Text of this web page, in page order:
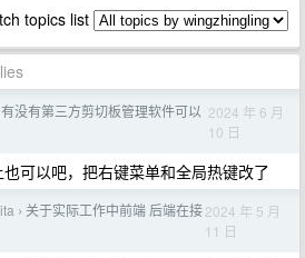
topics list
有没有第三方剪切板管理软件可以 2024 年 6 月
10 日
可以吧，把右键菜单和全局热键改了
› 关于实际工作中前端 后端在接2024 年 5 月
11 日